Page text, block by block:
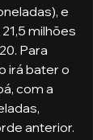
e
milhões
Para
irá bater o
com a
anterior.